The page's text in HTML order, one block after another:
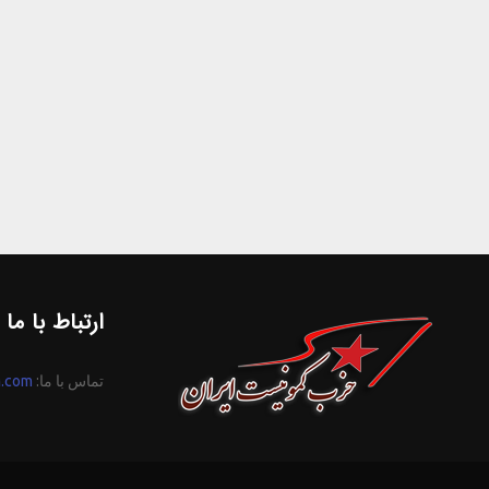
ارتباط با ما
تماس با ما: